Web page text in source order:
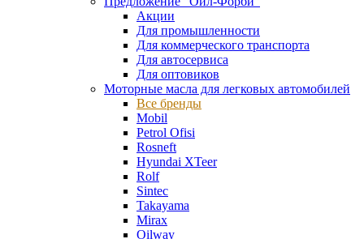
Акции
Для промышленности
Для коммерческого транспорта
Для автосервиса
Для оптовиков
Моторные масла для легковых автомобилей
Все бренды
Mobil
Petrol Ofisi
Rosneft
Hyundai XTeer
Rolf
Sintec
Takayama
Mirax
Oilway